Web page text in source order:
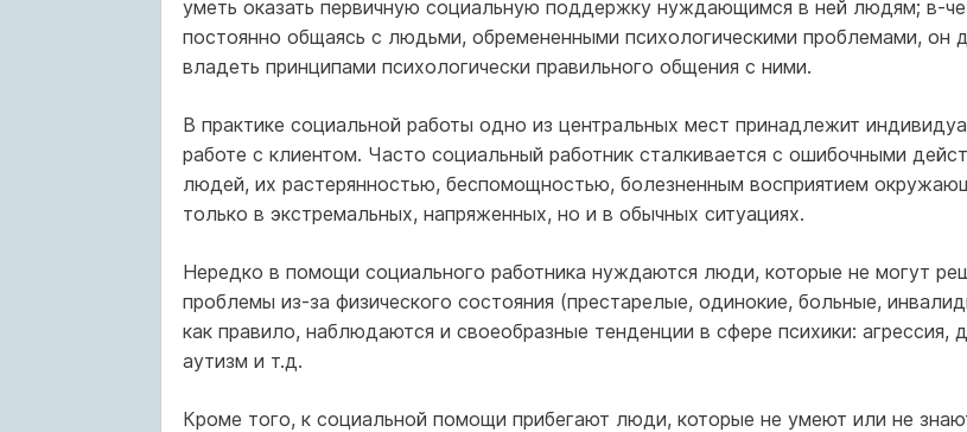
уметь оказать первичную социальную поддержку нуждающимся в ней людям; в-
постоянно общаясь с людьми, обремененными психологическими проблемами, он
владеть принципами психологически правильного общения с ними.
В практике социальной работы одно из центральных мест принадлежит
работе с клиентом. Часто социальный работник сталкивается с ошибочными
людей, их растерянностью, беспомощностью, болезненным восприятием
только в экстремальных, напряженных, но и в обычных ситуациях.
Нередко в помощи социального работника нуждаются люди, которые не могут
проблемы из-за физического состояния (престарелые, одинокие, больные,
как правило, наблюдаются и своеобразные тенденции в сфере психики: агрессия,
аутизм и т.д.
Кроме того, к социальной помощи прибегают люди, которые не умеют или не